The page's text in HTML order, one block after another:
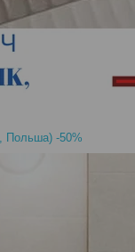
Польша) -50%